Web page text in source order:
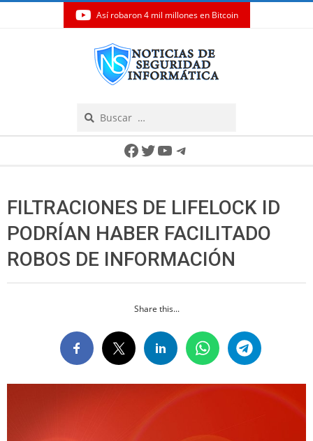
Así robaron 4 mil millones en Bitcoin
Facebook
Twitter
YouTube
Telegram
FILTRACIONES DE LIFELOCK ID
PODRÍAN HABER FACILITADO
ROBOS DE INFORMACIÓN
Share this...